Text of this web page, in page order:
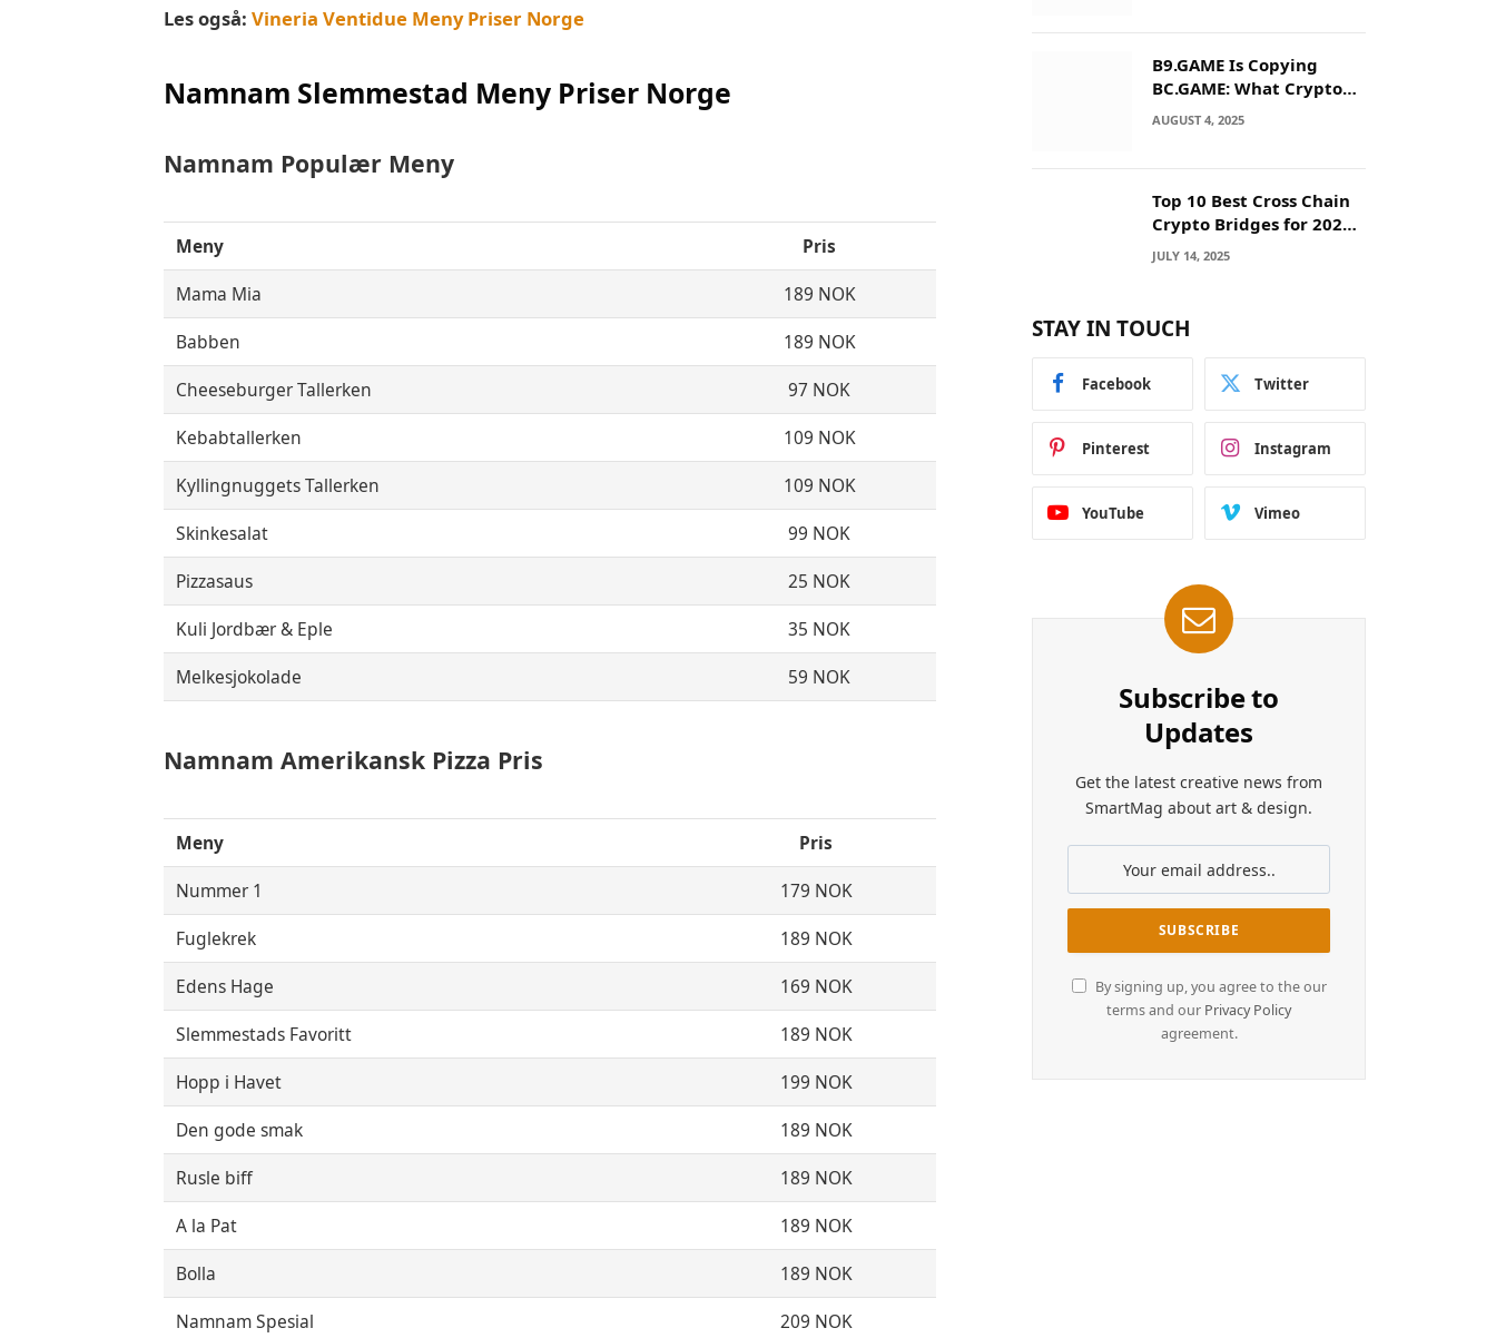
Les også: Vineria Ventidue Meny Priser Norge
Namnam Slemmestad Meny Priser Norge
Namnam Populær Meny
Meny
Pris
Mama Mia
189 NOK
Babben
189 NOK
Cheeseburger Tallerken
97 NOK
Kebabtallerken
109 NOK
Kyllingnuggets Tallerken
109 NOK
Skinkesalat
99 NOK
Pizzasaus
25 NOK
Kuli Jordbær & Eple
35 NOK
Melkesjokolade
59 NOK
Namnam Amerikansk Pizza Pris
Meny
Pris
Nummer 1
179 NOK
Fuglekrek
189 NOK
Edens Hage
169 NOK
Slemmestads Favoritt
189 NOK
Hopp i Havet
199 NOK
Den gode smak
189 NOK
Rusle biff
189 NOK
A la Pat
189 NOK
Bolla
189 NOK
Namnam Spesial
209 NOK
B9.GAME Is Copying
BC.GAME: What Crypto
Users Need to Know
AUGUST 4, 2025
Top 10 Best Cross Chain
Crypto Bridges for 2025:
Seamless
Interoperability Across
JULY 14, 2025
STAY IN TOUCH
Facebook Twitter
Pinterest Instagram
YouTube Vimeo
Subscribe to
Updates
Get the latest creative news from
SmartMag about art & design.
By signing up, you agree to the our
terms and our Privacy Policy
agreement.